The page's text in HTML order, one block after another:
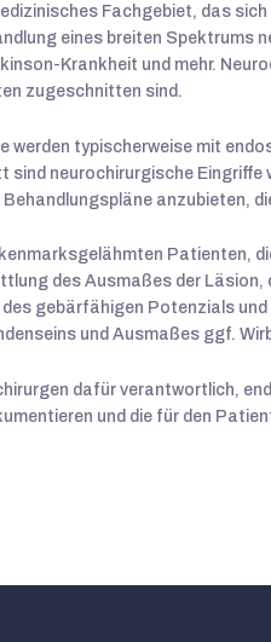
Fachgebiet, das
eines breiten Spektrums
Krankheit und mehr.
zugeschnitten sind.
werden typischerweise mit
neurochirurgische Eingriffe
anzubieten,
Patienten,
des Ausmaßes der
gebärfähigen Potenzials
und Ausmaßes ggf.
dafür verantwortlich,
und die für den